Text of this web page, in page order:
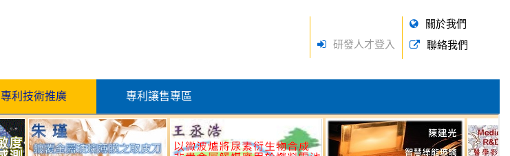
研發人才登入
關於我們
聯絡我們
專利技術推廣 專利讓售專區